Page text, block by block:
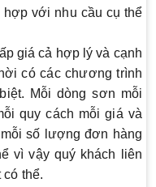
với nhu cầu cụ thể
giá cả hợp lý và cạnh
có các chương trình
Mỗi dòng sơn mỗi
quy cách mỗi giá và
số lượng đơn hàng
vì vậy quý khách liên
có thể.